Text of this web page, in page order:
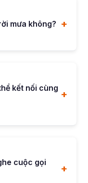
mưa không?
kết nối cùng
cuộc gọi